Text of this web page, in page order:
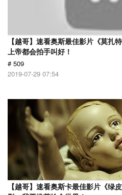
【越哥】速看奥斯最佳影片《莫扎
上帝都会拍手叫好！
# 509
2019-07-29 07:54
【越哥】速看奥斯卡最佳影片《绿